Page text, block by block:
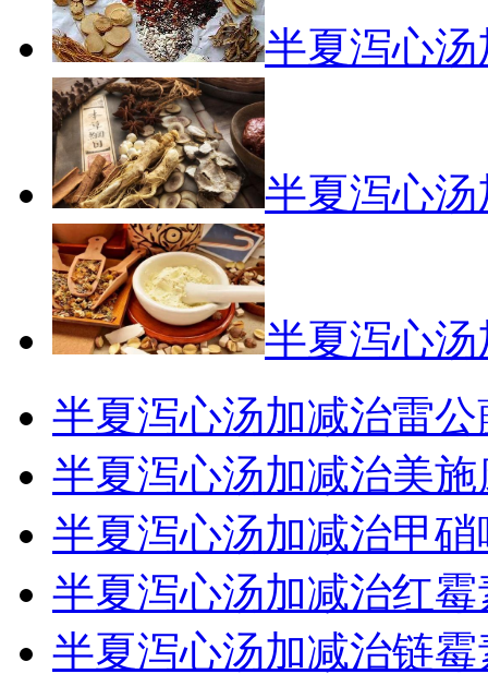
半夏泻心
半夏泻心
半夏泻心
半夏泻心汤加减治雷公
半夏泻心汤加减治美施
半夏泻心汤加减治甲硝
半夏泻心汤加减治红霉
半夏泻心汤加减治链霉